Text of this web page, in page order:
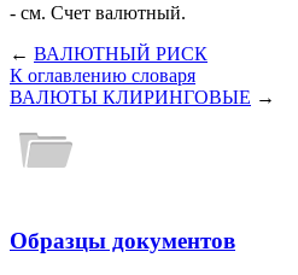
- см. Счет валютный.
← ВАЛЮТНЫЙ РИСК
К оглавлению словаря
ВАЛЮТЫ КЛИРИНГОВЫЕ →
Образцы документов